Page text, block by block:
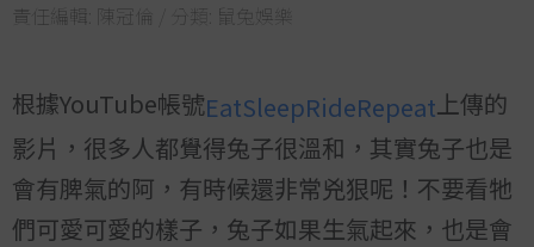
責任編輯: 陳冠倫 / 分類: 鼠兔娛樂
根據YouTube帳號EatSleepRideRepeat上傳的
影片，很多人都覺得兔子很溫和，其實兔子也是
會有脾氣的阿，有時候還非常兇狠呢！不要看牠
們可愛可愛的樣子，兔子如果生氣起來，也是會